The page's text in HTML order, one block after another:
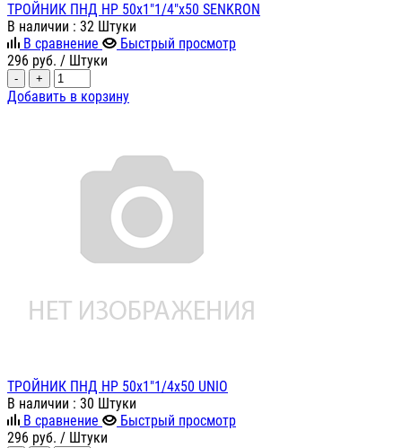
ТРОЙНИК ПНД НР 50х1"1/4"х50 SENKRON
В наличии : 32 Штуки
В сравнение
Быстрый просмотр
296 руб. / Штуки
- +
Добавить в корзину
ТРОЙНИК ПНД НР 50х1"1/4х50 UNIO
В наличии : 30 Штуки
В сравнение
Быстрый просмотр
296 руб. / Штуки